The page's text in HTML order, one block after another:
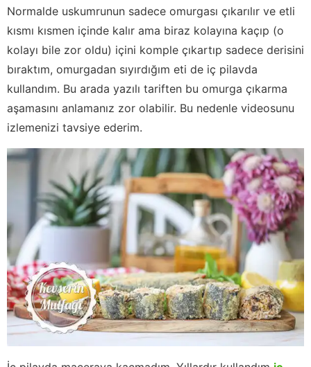
Normalde uskumrunun sadece omurgası çıkarılır ve etli
kısmı kısmen içinde kalır ama biraz kolayına kaçıp (o
kolayı bile zor oldu) içini komple çıkartıp sadece derisini
bıraktım, omurgadan sıyırdığım eti de iç pilavda
kullandım. Bu arada yazılı tariften bu omurga çıkarma
aşamasını anlamanız zor olabilir. Bu nedenle videosunu
izlemenizi tavsiye ederim.